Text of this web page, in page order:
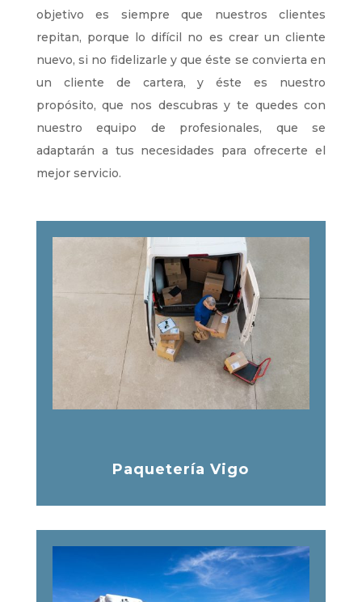
objetivo es siempre que nuestros clientes
repitan, porque lo difícil no es crear un cliente
nuevo, si no fidelizarle y que éste se convierta en
un cliente de cartera, y éste es nuestro
propósito, que nos descubras y te quedes con
nuestro equipo de profesionales, que se
adaptarán a tus necesidades para ofrecerte el
mejor servicio.
Paquetería Vigo